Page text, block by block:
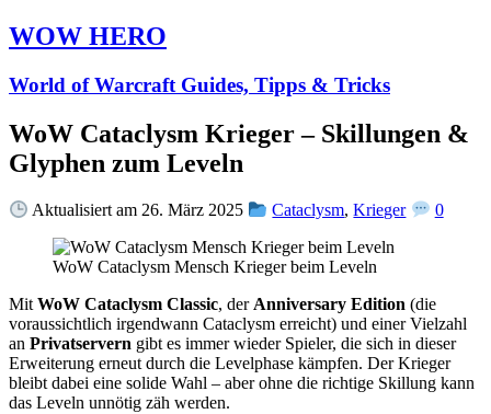
WOW HERO
World of Warcraft Guides, Tipps & Tricks
WoW Cataclysm Krieger – Skillungen &
Glyphen zum Leveln
Aktualisiert am 26. März 2025 Cataclysm,Krieger 0
WoW Cataclysm Mensch Krieger beim Leveln
Mit WoW Cataclysm Classic, der Anniversary Edition (die
voraussichtlich irgendwann Cataclysm erreicht) und einer Vielzahl
an Privatservern gibt es immer wieder Spieler, die sich in dieser
Erweiterung erneut durch die Levelphase kämpfen. Der Krieger
bleibt dabei eine solide Wahl – aber ohne die richtige Skillung kann
das Leveln unnötig zäh werden.